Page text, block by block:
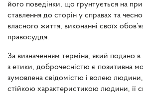
його поведінки, що ґрунтується на
ставлення до сторін у справах та
власного життя, виконанні своїх
правосуддя.
За визначенням терміна, який подано
з етики, доброчесністю є позитивна
зумовлена свідомістю і волею
стійкою характеристикою людини, її